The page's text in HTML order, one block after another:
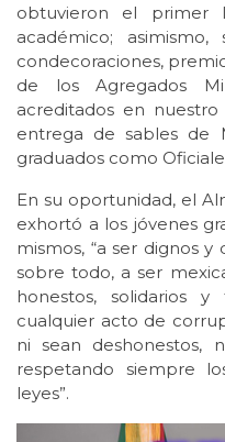
obtuvieron el primer
académico;
condecoraciones,
de los Agregados
acreditados en
entrega de sables de
graduados como
En su oportunidad, el
exhortó a los jóvenes
mismos, “a ser dignos y
sobre todo, a ser
honestos, solidarios
cualquier acto de
ni sean deshonestos,
respetando siempre
leyes”.